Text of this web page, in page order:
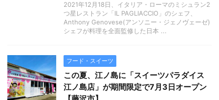
2021年12月18日、イタリア・ローマのミシュラン2
つ星レストラン「IL PAGLIACCIO」のシェフ、
Anthony Genovese(アンソニー・ジェノヴェーゼ)
シェフが料理を全面監修した日本 ...
フード・スイーツ
この夏、江ノ島に「スイーツパラダイス
江ノ島店」が期間限定で7月3日オープン